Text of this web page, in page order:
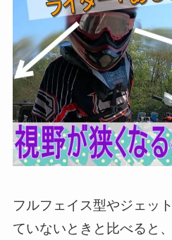
フルフェイス型やジェッ
ていないときと比べると